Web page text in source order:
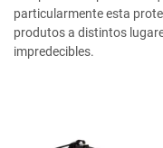
particularmente esta
produtos a distintos
impredecibles.